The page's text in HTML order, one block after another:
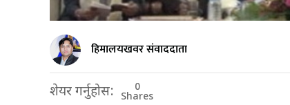
हिमालयखवर संवाददाता
शेयर गर्नुहोस: 0
Shares